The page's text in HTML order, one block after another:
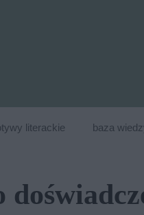
literackie baza